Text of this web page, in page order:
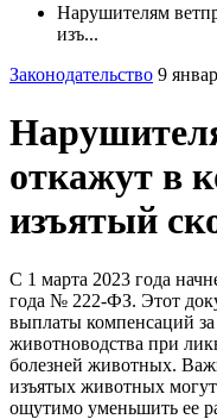
Нарушителям
изъ...
Законодательство 9
откажут в
изъятый
С 1 марта 2023 года
года № 222-ФЗ. Этот
выплаты компенсаций
животноводства при
болезней животных.
изъятых животных
ощутимо уменьшить ее